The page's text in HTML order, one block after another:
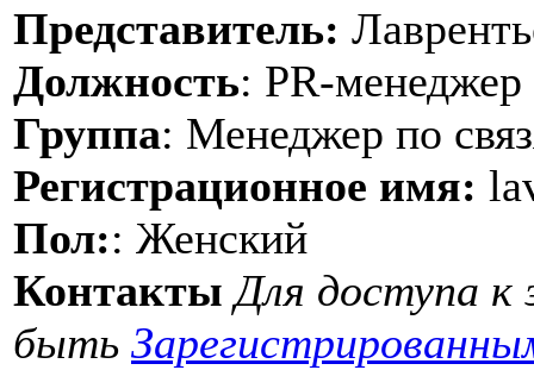
Представитель:
Должность: PR-менеджер
Группа: Менеджер по
Регистрационное имя:
Пол:: Женский
Контакты Для доступа к
быть